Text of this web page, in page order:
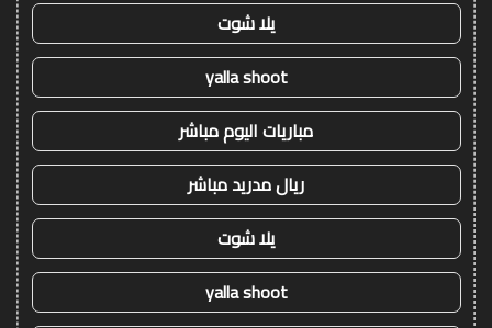
يلا شوت
yalla shoot
مباريات اليوم مباشر
ريال مدريد مباشر
يلا شوت
yalla shoot